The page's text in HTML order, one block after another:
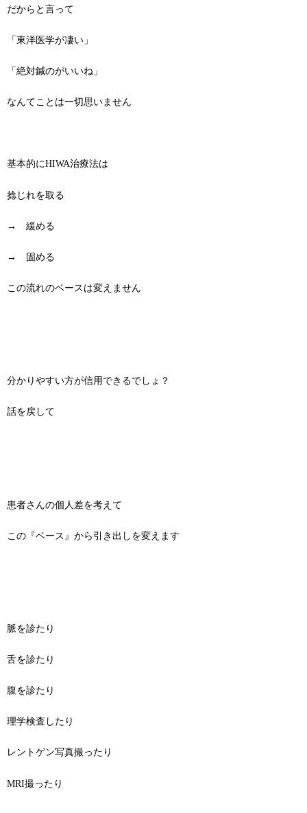
だからと言って
「東洋医学が凄い」
「絶対鍼のがいいね」
なんてことは一切思いません
基本的にHIWA治療法は
捻じれを取る
→ 緩める
→ 固める
この流れのベースは変えません
分かりやすい方が信用できるでしょ？
話を戻して
患者さんの個人差を考えて
この『ベース』から引き出しを変えます
脈を診たり
舌を診たり
腹を診たり
理学検査したり
レントゲン写真撮ったり
MRI撮ったり